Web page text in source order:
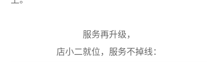
服务再升级，
店小二就位，服务不掉线：